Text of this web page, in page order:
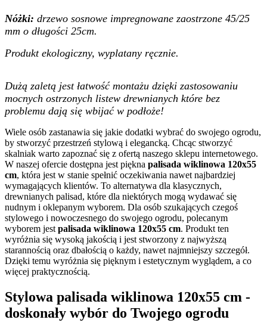
Nóżki: drzewo sosnowe impregnowane zaostrzone 45/25
mm o długości 25cm.
Produkt ekologiczny, wyplatany ręcznie.
Dużą zaletą jest łatwość montażu dzięki zastosowaniu
mocnych ostrzonych listew drewnianych które bez
problemu dają się wbijać w podłoże!
Wiele osób zastanawia się jakie dodatki wybrać do swojego ogrodu,
by stworzyć przestrzeń stylową i elegancką. Chcąc stworzyć
skalniak warto zapoznać się z ofertą naszego sklepu internetowego.
W naszej ofercie dostępna jest piękna palisada wiklinowa 120x55
cm, która jest w stanie spełnić oczekiwania nawet najbardziej
wymagających klientów. To alternatywa dla klasycznych,
drewnianych palisad, które dla niektórych mogą wydawać się
nudnym i oklepanym wyborem. Dla osób szukających czegoś
stylowego i nowoczesnego do swojego ogrodu, polecanym
wyborem jest palisada wiklinowa 120x55 cm. Produkt ten
wyróżnia się wysoką jakością i jest stworzony z najwyższą
starannością oraz dbałością o każdy, nawet najmniejszy szczegół.
Dzięki temu wyróżnia się pięknym i estetycznym wyglądem, a co
więcej praktycznością.
Stylowa palisada wiklinowa 120x55 cm -
doskonały wybór do Twojego ogrodu